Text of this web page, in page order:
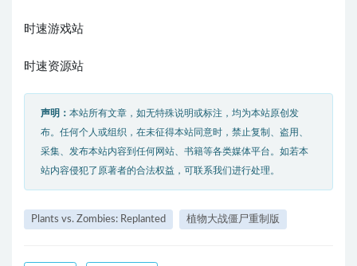
时速游戏站
时速资源站
声明： 本站所有文章，如无特殊说明或标注，均为本站原创发
布。任何个人或组织，在未征得本站同意时，禁止复制、盗用、
采集、发布本站内容到任何网站、书籍等各类媒体平台。如若本
站内容侵犯了原著者的合法权益，可联系我们进行处理。
Plants vs. Zombies: Replanted 植物大战僵尸重制版